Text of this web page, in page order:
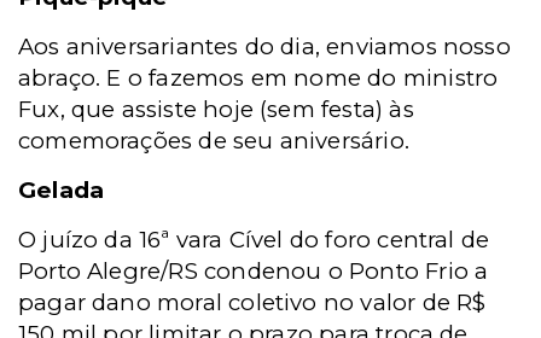
Aos aniversariantes do dia, enviamos nosso
abraço. E o fazemos em nome do ministro
Fux, que assiste hoje (sem festa) às
comemorações de seu aniversário.
Gelada
O juízo da 16ª vara Cível do foro central de
Porto Alegre/RS condenou o Ponto Frio a
pagar dano moral coletivo no valor de R$